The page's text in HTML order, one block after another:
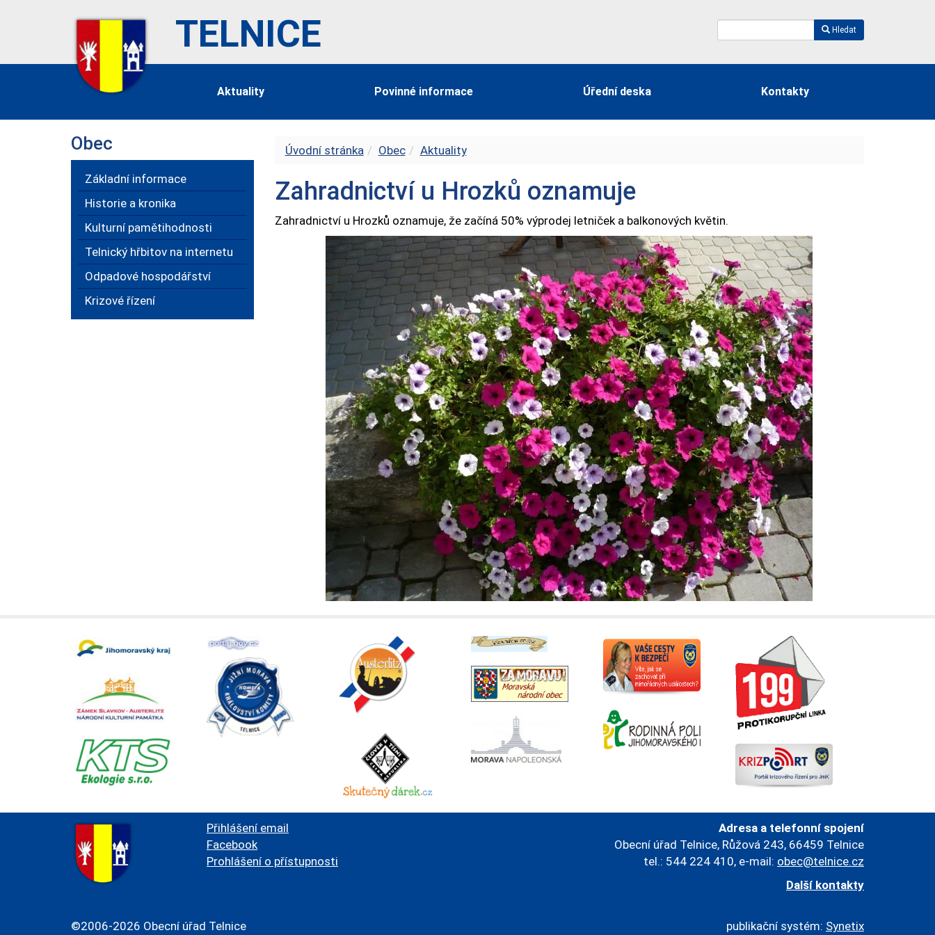
TELNICE Hledat
Aktuality Povinné informace Úřední deska Kontakty
Obec
Základní informace
Historie a kronika
Kulturní pamětihodnosti
Telnický hřbitov na internetu
Odpadové hospodářství
Krizové řízení
Úvodní stránka Obec Aktuality
Zahradnictví u Hrozků oznamuje
Zahradnictví u Hrozků oznamuje, že začíná 50% výprodej letniček a balkonových květin.
Přihlášení email
Facebook
Prohlášení o přístupnosti
Adresa a telefonní spojení
Obecní úřad Telnice, Růžová 243, 66459 Telnice
tel.: 544 224 410, e-mail: obec@telnice.cz
Další kontakty
publikační systém: Synetix
©2006-2026 Obecní úřad Telnice